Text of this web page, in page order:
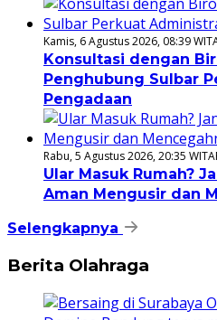
Kamis, 6 Agustus 2026, 08:39
Konsultasi dengan
Penghubung Sulbar
Pengadaan
Rabu, 5 Agustus 2026, 20:35 WITA
Ular Masuk Rumah?
Aman Mengusir dan
Selengkapnya
Berita Olahraga